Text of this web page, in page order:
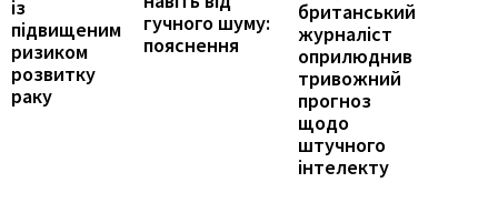
із
підвищеним
ризиком
розвитку
раку
гучного шуму:
пояснення
британський
журналіст
оприлюднив
тривожний
прогноз
щодо
штучного
інтелекту